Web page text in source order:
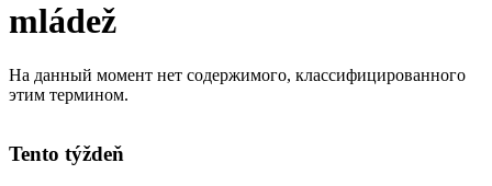
mládež
На данный момент нет содержимого, классифицированного
этим термином.
Tento týždeň